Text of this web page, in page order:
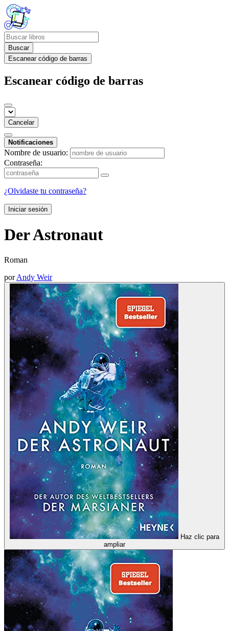
Buscar
Escanear código de barras
Escanear código de barras
Cancelar
Notificaciones
Nombre de usuario:
Contraseña:
¿Olvidaste tu contraseña?
Iniciar sesión
Der Astronaut
Roman
porAndy Weir
Haz clic para
ampliar